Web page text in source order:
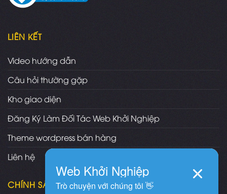
LIÊN KẾT
Video hướng dẫn
Câu hỏi thường gặp
Kho giao diện
Đăng Ký Làm Đối Tác Web Khởi Nghiệp
Theme wordpress bán hàng
Liên hệ
CHÍNH SÁCH